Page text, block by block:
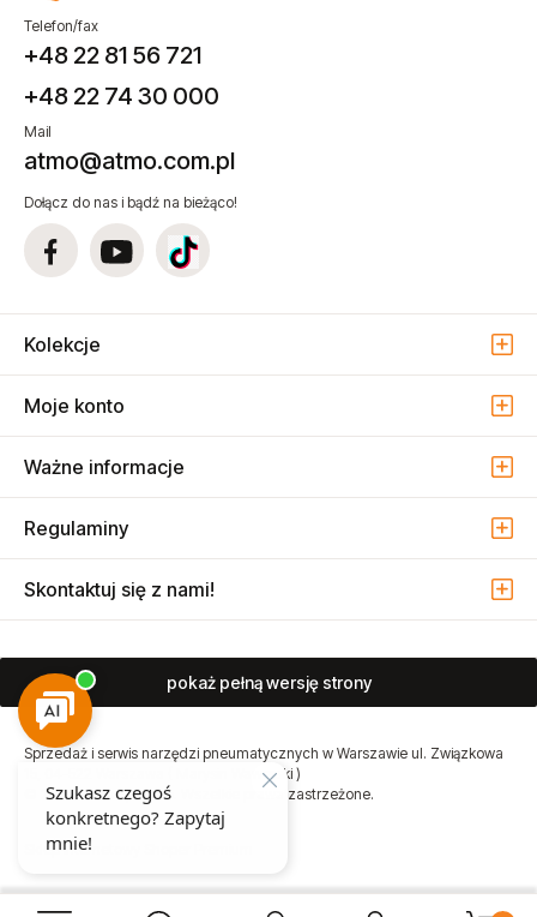
Telefon/fax
+48 22 81 56 721
+48 22 74 30 000
Mail
atmo@atmo.com.pl
Dołącz do nas i bądź na bieżąco!
Kolekcje
Moje konto
Ważne informacje
Regulaminy
Skontaktuj się z nami!
pokaż pełną wersję strony
Sprzedaż i serwis narzędzi pneumatycznych w Warszawie ul. Związkowa
15, 04-522 Warszawa ( Marysin Wawerski )
© 2026 Atmo Sp. z o.o. Wszelkie prawa zastrzeżone.
Sklep internetowy Shoper Premium